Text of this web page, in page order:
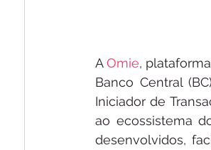
A Omie,
Banco Central
Iniciador de
ao ecossistema
desenvolvidos,